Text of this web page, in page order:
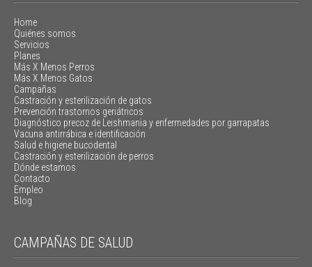
Home
Quiénes somos
Servicios
Planes
Más X Menos Perros
Más X Menos Gatos
Campañas
Castración y esterilización de gatos
Prevención trastornos geriátricos
Diagnóstico precoz de Leishmania y enfermedades por garrapatas
Vacuna antirrábica e identificación
Salud e higiene bucodental
Castración y esterilización de perros
Dónde estamos
Contacto
Empleo
Blog
CAMPAÑAS DE SALUD